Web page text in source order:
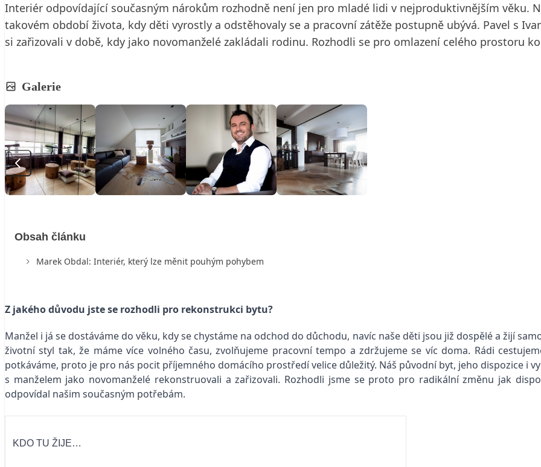
Interiér odpovídající současným nárokům rozhodně není jen pro mladé lidi v nejproduktivnějším věku.
takovém období života, kdy děti vyrostly a odstěhovaly se a pracovní zátěže postupně ubývá. Pavel s
si zařizovali v době, kdy jako novomanželé zakládali rodinu. Rozhodli se pro omlazení celého prostoru
Galerie
Obsah článku
Marek Obdal: Interiér, který lze měnit pouhým pohybem
Z jakého důvodu jste se rozhodli pro rekonstrukci bytu?
Manžel i já se dostáváme do věku, kdy se chystáme na odchod do důchodu, navíc naše děti jsou již dospělé a žijí
životní styl tak, že máme více volného času, zvolňujeme pracovní tempo a zdržujeme se víc doma. Rádi
potkáváme, proto je pro nás pocit příjemného domácího prostředí velice důležitý. Náš původní byt, jeho dispozice i
s manželem jako novomanželé rekonstruovali a zařizovali. Rozhodli jsme se proto pro radikální změnu jak
odpovídal našim současným potřebám.
KDO TU ŽIJE…